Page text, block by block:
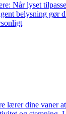
Når lyset
belysning gør
lærer dine vaner